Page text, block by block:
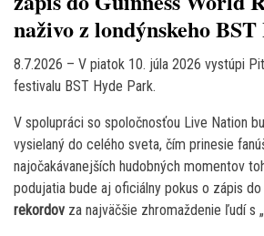
naživo z londýnskeho
8.7.2026 – V piatok 10. júla 2026 vystúpi
festivalu BST Hyde Park.
V spolupráci so spoločnosťou Live Nation
vysielaný do celého sveta, čím prinesie
najočakávanejších hudobných momentov
podujatia bude aj oficiálny pokus o zápis do
rekordov za najväčšie zhromaždenie ľudí s